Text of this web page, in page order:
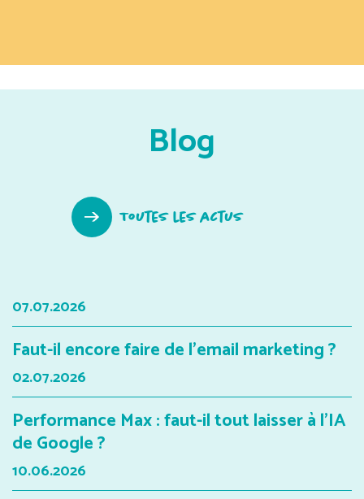
Blog
Toutes les actus
07.07.2026
Faut-il encore faire de l'email marketing ?
02.07.2026
Performance Max : faut-il tout laisser à l'IA
de Google ?
10.06.2026